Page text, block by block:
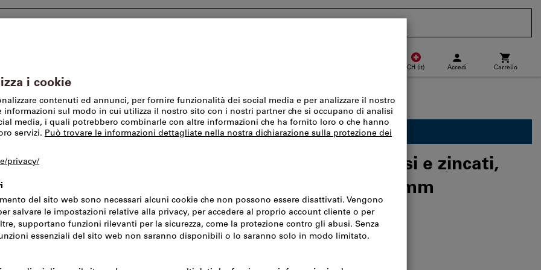
CH (it) Accedi Carrello
Magazzino e tecnologia per l’ambiente Scaffali Ricambi e accessori per scaffali
Questo prodotto è disponibile solo per i clienti Business.
Divisori in lamiera inseribili, fissi e zincati,
Altezza × profondità: 210X600mm
Codice art.: 641055 N. del catalogo:990583